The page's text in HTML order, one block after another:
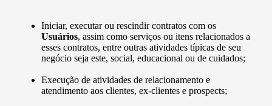
Iniciar, executar ou rescindir contratos com os
Usuários, assim como serviços ou itens relacionados a
esses contratos, entre outras atividades típicas de seu
negócio seja este, social, educacional ou de cuidados;
Execução de atividades de relacionamento e
atendimento aos clientes, ex-clientes e prospects;